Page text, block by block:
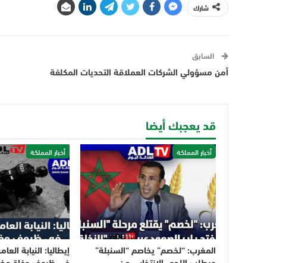
شارك
السابق
أمن مسؤولي الشركات العملاقة التحديات المكلفة
قد يعجبك أيضا
أخبار المملكة
المغرب: “لخصم” يخاصم “السنبلة”
أخبار المملكة
إيطاليا: النيابة